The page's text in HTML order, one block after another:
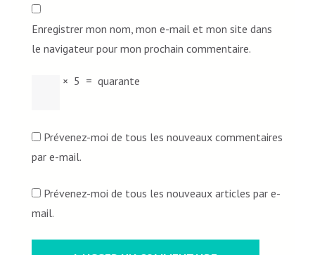
Enregistrer mon nom, mon e-mail et mon site dans
le navigateur pour mon prochain commentaire.
× 5 = quarante
Prévenez-moi de tous les nouveaux commentaires
par e-mail.
Prévenez-moi de tous les nouveaux articles par e-
mail.